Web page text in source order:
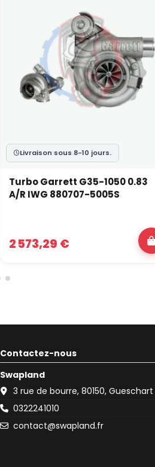
Livraison sous 8-10 jours.
Turbo Garrett G35-1050 0.83
A/R IWG 880707-5005S
2 573,29 €
Contactez-nous
Swapland
3 rue de bourre, 80150, Gueschart
0322241010
contact@swapland.fr